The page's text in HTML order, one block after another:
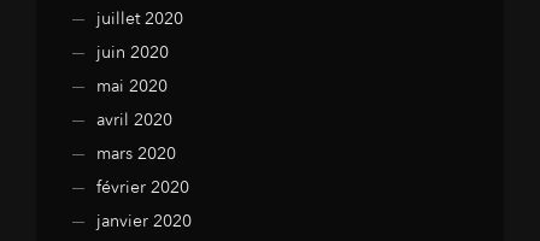
juillet 2020
juin 2020
mai 2020
avril 2020
mars 2020
février 2020
janvier 2020